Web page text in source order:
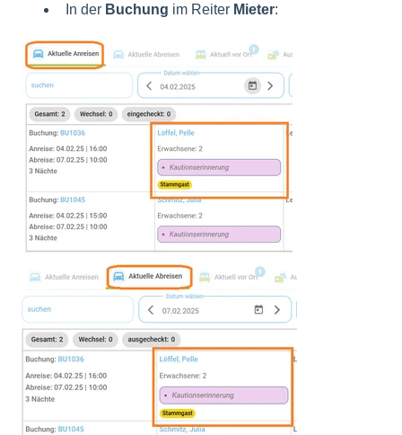
In der Buchung im Reiter Mieter: